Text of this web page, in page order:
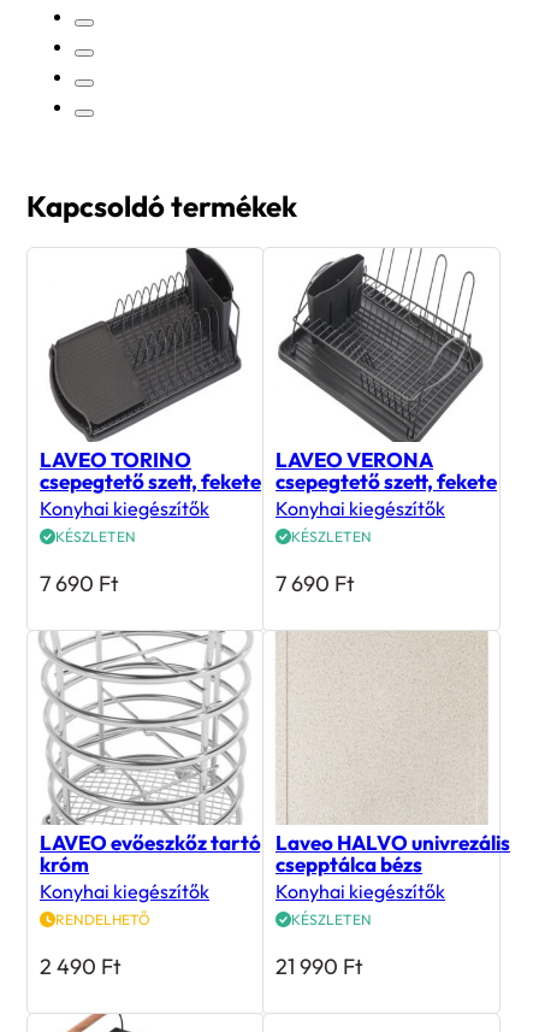
Kapcsoldó termékek
LAVEO TORINO
csepegtető szett, fekete
Konyhai kiegészítők
KÉSZLETEN
7 690 Ft
LAVEO VERONA
csepegtető szett, fekete
Konyhai kiegészítők
KÉSZLETEN
7 690 Ft
LAVEO evőeszkőz tartó,
króm
Konyhai kiegészítők
RENDELHETŐ
2 490 Ft
Laveo HALVO univrezális
csepptálca bézs
Konyhai kiegészítők
KÉSZLETEN
21 990 Ft